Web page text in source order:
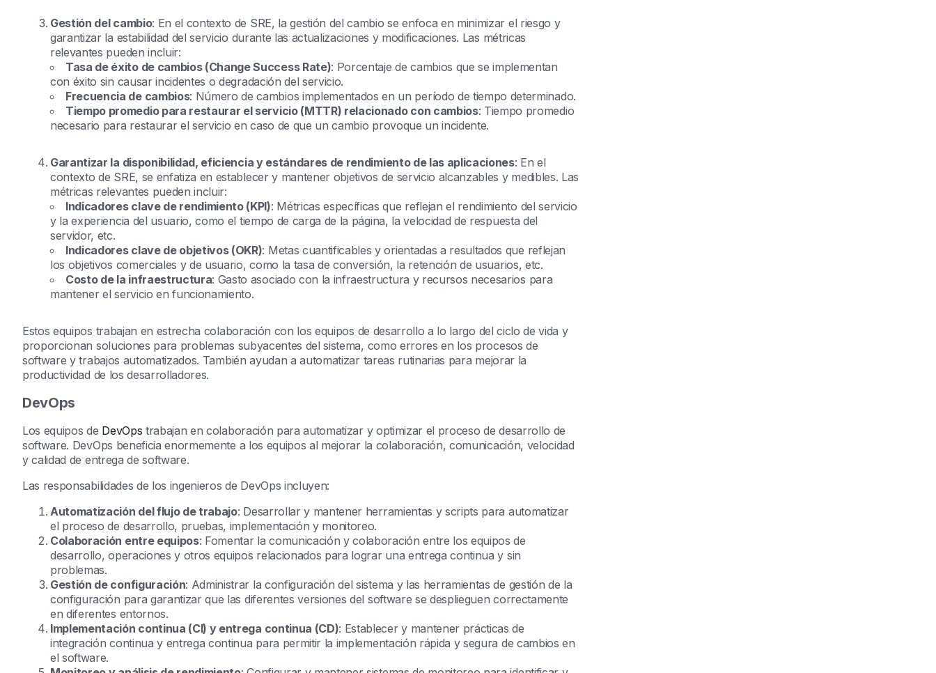
Gestión del cambio: En el contexto de SRE, la gestión del cambio se enfoca en minimizar el riesgo y
garantizar la estabilidad del servicio durante las actualizaciones y modificaciones. Las métricas
relevantes pueden incluir:
Tasa de éxito de cambios (Change Success Rate): Porcentaje de cambios que se implementan
con éxito sin causar incidentes o degradación del servicio.
Frecuencia de cambios: Número de cambios implementados en un período de tiempo determinado.
Tiempo promedio para restaurar el servicio (MTTR) relacionado con cambios: Tiempo promedio
necesario para restaurar el servicio en caso de que un cambio provoque un incidente.
Garantizar la disponibilidad, eficiencia y estándares de rendimiento de las aplicaciones: En el
contexto de SRE, se enfatiza en establecer y mantener objetivos de servicio alcanzables y medibles. Las
métricas relevantes pueden incluir:
Indicadores clave de rendimiento (KPI): Métricas específicas que reflejan el rendimiento del servicio
y la experiencia del usuario, como el tiempo de carga de la página, la velocidad de respuesta del
servidor, etc.
Indicadores clave de objetivos (OKR): Metas cuantificables y orientadas a resultados que reflejan
los objetivos comerciales y de usuario, como la tasa de conversión, la retención de usuarios, etc.
Costo de la infraestructura: Gasto asociado con la infraestructura y recursos necesarios para
mantener el servicio en funcionamiento.
Estos equipos trabajan en estrecha colaboración con los equipos de desarrollo a lo largo del ciclo de vida y
proporcionan soluciones para problemas subyacentes del sistema, como errores en los procesos de
software y trabajos automatizados. También ayudan a automatizar tareas rutinarias para mejorar la
productividad de los desarrolladores.
DevOps
Los equipos de DevOps trabajan en colaboración para automatizar y optimizar el proceso de desarrollo de
software. DevOps beneficia enormemente a los equipos al mejorar la colaboración, comunicación, velocidad
y calidad de entrega de software.
Las responsabilidades de los ingenieros de DevOps incluyen:
Automatización del flujo de trabajo: Desarrollar y mantener herramientas y scripts para automatizar
el proceso de desarrollo, pruebas, implementación y monitoreo.
Colaboración entre equipos: Fomentar la comunicación y colaboración entre los equipos de
desarrollo, operaciones y otros equipos relacionados para lograr una entrega continua y sin
problemas.
Gestión de configuración: Administrar la configuración del sistema y las herramientas de gestión de la
configuración para garantizar que las diferentes versiones del software se desplieguen correctamente
en diferentes entornos.
Implementación continua (CI) y entrega continua (CD): Establecer y mantener prácticas de
integración continua y entrega continua para permitir la implementación rápida y segura de cambios en
el software.